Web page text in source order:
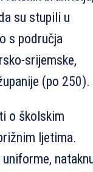
su stupili u
s područja
srijemske,
(po 250).
o školskim
ljetima.